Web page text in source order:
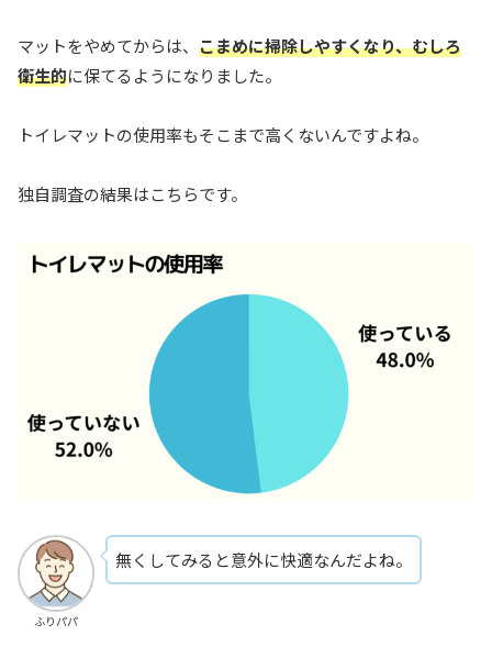
マットをやめてからは、 こまめに掃除しやすくなり、むしろ
衛生的に保てるようになりました。
トイレマットの使用率もそこまで高くないんですよね。
独自調査の結果はこちらです。
ふりパパ
無くしてみると意外に快適なんだよね。